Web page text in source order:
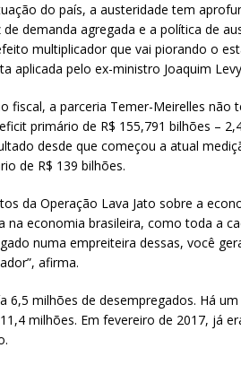
do país, a austeridade tem
demanda agregada e a política de
multiplicador que vai piorando o
aplicada pelo ex-ministro Joaquim
fiscal, a parceria Temer-Meirelles não
primário de R$ 155,791 bilhões –
desde que começou a atual
de R$ 139 bilhões.
da Operação Lava Jato sobre a
economia brasileira, como toda a
numa empreiteira dessas, você
afirma.
6,5 milhões de desempregados. Há
milhões. Em fevereiro de 2017, já